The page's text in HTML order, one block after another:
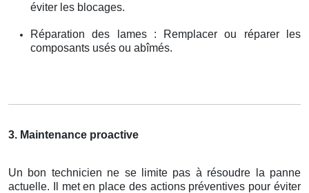
éviter les blocages.
Réparation des lames : Remplacer ou réparer les
composants usés ou abîmés.
3. Maintenance proactive
Un bon technicien ne se limite pas à résoudre la panne
actuelle. Il met en place des actions préventives pour éviter